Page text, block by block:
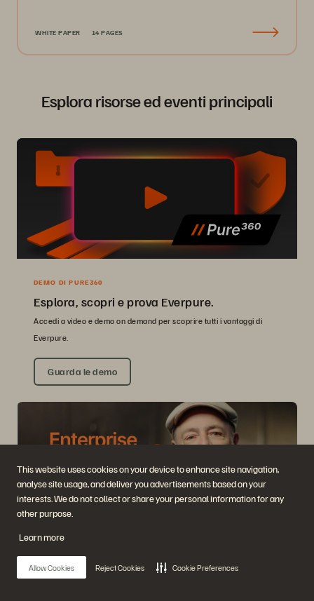
This website uses cookies on your device to enhance site navigation,
analyse site usage, and deliver you advertisements based on your
interests. We do not collect or share your personal information for any
other purpose.
Learn more
Allow Cookies Reject Cookies Cookie Preferences
WHITE PAPER 14 PAGES
Esplora risorse ed eventi principali
DEMO DI PURE360
Esplora, scopri e prova Everpure.
Accedi a video e demo on demand per scoprire tutti i vantaggi di
Everpure.
Guarda le demo
Guarda: Il valore di un Enterprise Data Cloud
(EDC).